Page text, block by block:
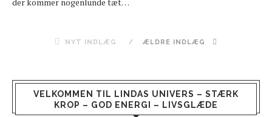
NYT INDLÆG ÆLDRE INDLÆG
VELKOMMEN TIL LINDAS UNIVERS – STÆRK
KROP – GOD ENERGI – LIVSGLÆDE